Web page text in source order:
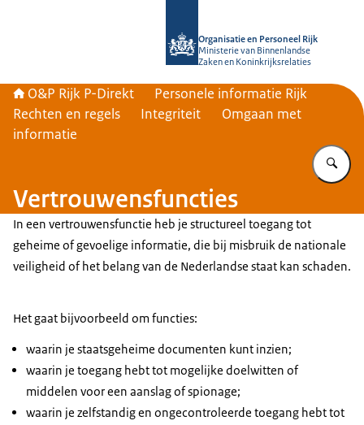
Organisatie en Personeel Rijk
Ministerie van Binnenlandse
Zaken en Koninkrijksrelaties
O&P Rijk P-Direkt
Personele informatie Rijk
Rechten en regels
Integriteit
Omgaan met
informatie
Vertrouwensfuncties
In een vertrouwensfunctie heb je structureel toegang tot
geheime of gevoelige informatie, die bij misbruik de nationale
veiligheid of het belang van de Nederlandse staat kan schaden.
Het gaat bijvoorbeeld om functies:
waarin je staatsgeheime documenten kunt inzien;
waarin je toegang hebt tot mogelijke doelwitten of
middelen voor een aanslag of spionage;
waarin je zelfstandig en ongecontroleerde toegang hebt tot